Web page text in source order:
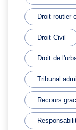
Droit routier
Droit Civil
Droit de
Tribunal
Recours